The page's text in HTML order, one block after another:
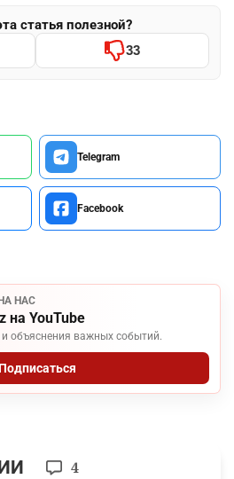
статья полезной?
33
Telegram
Facebook
НАС
на YouTube
объяснения важных событий.
4